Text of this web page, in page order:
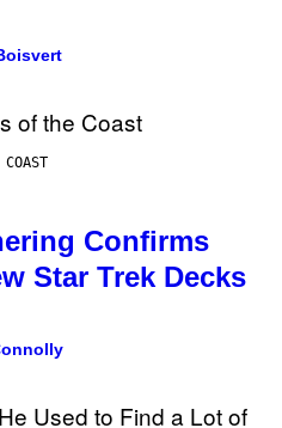
Confirms
Star Trek Decks